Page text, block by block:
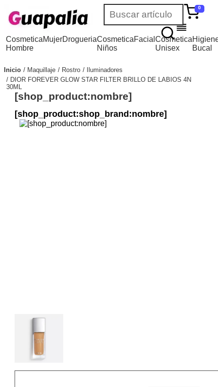
0
Cosmetica
Hombre
MujerDrogueriaCosmetica
Niños
FacialCosmetica
Unisex
Bucal
Inicio Maquillaje Rostro
Iluminadores
DIOR FOREVER GLOW STAR FILTER BRILLO DE LABIOS 4N
30ML
[shop_product:nombre]
[shop_product:shop_brand:nombre]